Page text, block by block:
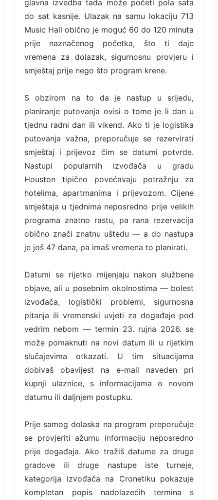
glavna izvedba tada može početi pola sata
do sat kasnije. Ulazak na samu lokaciju 713
Music Hall obično je moguć 60 do 120 minuta
prije naznačenog početka, što ti daje
vremena za dolazak, sigurnosnu provjeru i
smještaj prije nego što program krene.
S obzirom na to da je nastup u srijedu,
planiranje putovanja ovisi o tome je li dan u
tjednu radni dan ili vikend. Ako ti je logistika
putovanja važna, preporučuje se rezervirati
smještaj i prijevoz čim se datumi potvrde.
Nastupi popularnih izvođača u gradu
Houston tipično povećavaju potražnju za
hotelima, apartmanima i prijevozom. Cijene
smještaja u tjednima neposredno prije velikih
programa znatno rastu, pa rana rezervacija
obično znači znatnu uštedu — a do nastupa
je još 47 dana, pa imaš vremena to planirati.
Datumi se rijetko mijenjaju nakon službene
objave, ali u posebnim okolnostima — bolest
izvođača, logistički problemi, sigurnosna
pitanja ili vremenski uvjeti za događaje pod
vedrim nebom — termin 23. rujna 2026. se
može pomaknuti na novi datum ili u rijetkim
slučajevima otkazati. U tim situacijama
dobivaš obavijest na e-mail naveden pri
kupnji ulaznice, s informacijama o novom
datumu ili daljnjem postupku.
Prije samog dolaska na program preporučuje
se provjeriti ažurnu informaciju neposredno
prije događaja. Ako tražiš datume za druge
gradove ili druge nastupe iste turneje,
kategorija izvođača na Cronetiku pokazuje
kompletan popis nadolazećih termina s